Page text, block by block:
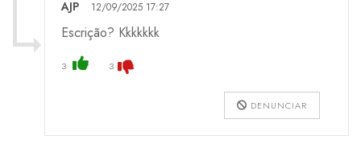
AJP 12/09/2025 17:27
Escrição? Kkkkkkk
3 3
DENUNCIAR